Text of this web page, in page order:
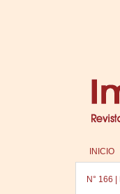
INICIO
N° 166